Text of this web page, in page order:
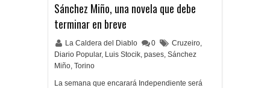
Sánchez Miño, una novela que debe
terminar en breve
La Caldera del Diablo 0 Cruzeiro,
Diario Popular, Luis Stocik, pases, Sánchez
Miño, Torino
La semana que encarará Independiente será